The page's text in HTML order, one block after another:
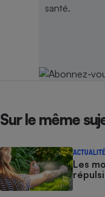
santé.
Sur le même
ACTUALITÉ
Les